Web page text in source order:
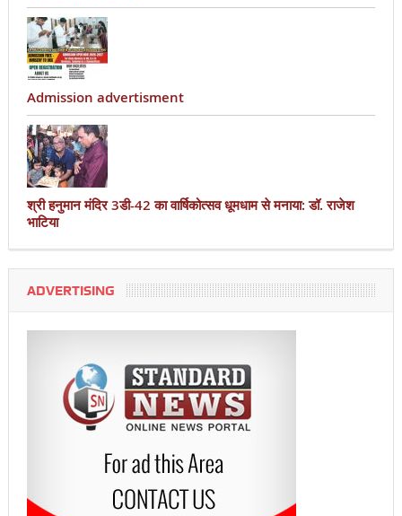
Admission advertisment
श्री हनुमान मंदिर 3डी-42 का वार्षिकोत्सव धूमधाम से मनाया: डॉ. राजेश
भाटिया
ADVERTISING